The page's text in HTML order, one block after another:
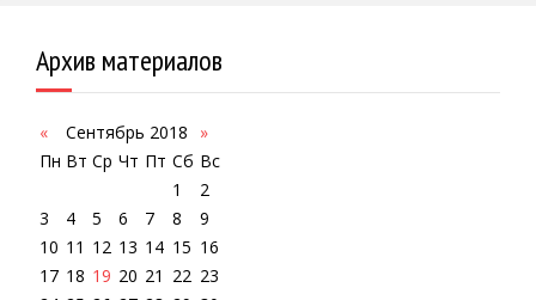
Архив материалов
« Сентябрь 2018
»
Пн Вт Ср Чт Пт Сб Вс
1
2
3
4 5 6 7 8
9
10 11 12 13 14 15 16
17 18 19 20 21 22 23